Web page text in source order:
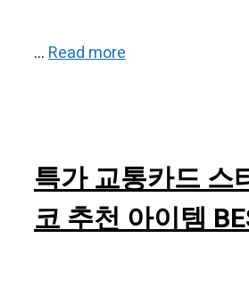
…Read more
특가 교통카드 스
코 추천 아이템